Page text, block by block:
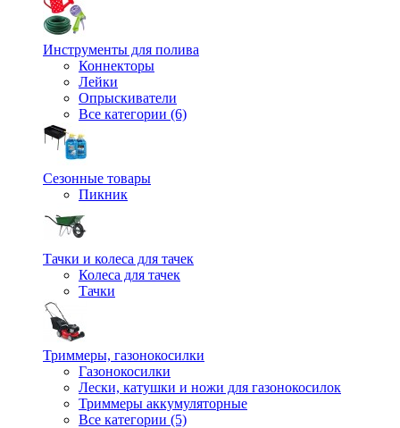
Инструменты для полива
Коннекторы
Лейки
Опрыскиватели
Все категории (6)
Сезонные товары
Пикник
Тачки и колеса для тачек
Колеса для тачек
Тачки
Триммеры, газонокосилки
Газонокосилки
Лески, катушки и ножи для газонокосилок
Триммеры аккумуляторные
Все категории (5)